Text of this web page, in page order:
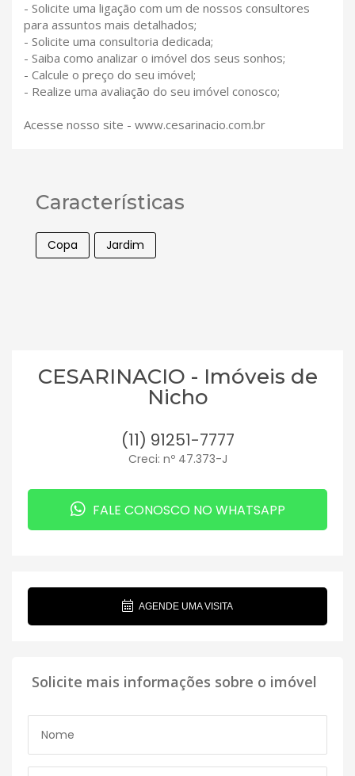
- Solicite uma ligação com um de nossos consultores
para assuntos mais detalhados;
- Solicite uma consultoria dedicada;
- Saiba como analizar o imóvel dos seus sonhos;
- Calcule o preço do seu imóvel;
- Realize uma avaliação do seu imóvel conosco;
Acesse nosso site - www.cesarinacio.com.br
Características
Copa Jardim
CESARINACIO - Imóveis de
Nicho
(11) 91251-7777
Creci: nº 47.373-J
FALE CONOSCO NO WHATSAPP
AGENDE UMA VISITA
Solicite mais informações sobre o imóvel